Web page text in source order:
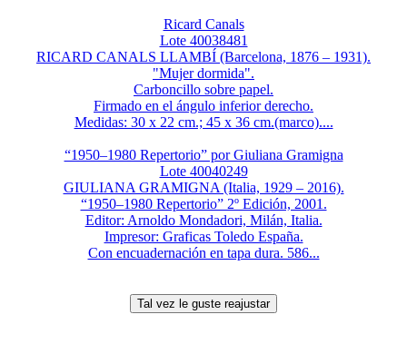
Ricard Canals
Lote 40038481
RICARD CANALS LLAMBÍ (Barcelona, 1876 – 1931).
"Mujer dormida".
Carboncillo sobre papel.
Firmado en el ángulo inferior derecho.
Medidas: 30 x 22 cm.; 45 x 36 cm.(marco)....
“1950–1980 Repertorio” por Giuliana Gramigna
Lote 40040249
GIULIANA GRAMIGNA (Italia, 1929 – 2016).
“1950–1980 Repertorio” 2º Edición, 2001.
Editor: Arnoldo Mondadori, Milán, Italia.
Impresor: Graficas Toledo España.
Con encuadernación en tapa dura. 586...